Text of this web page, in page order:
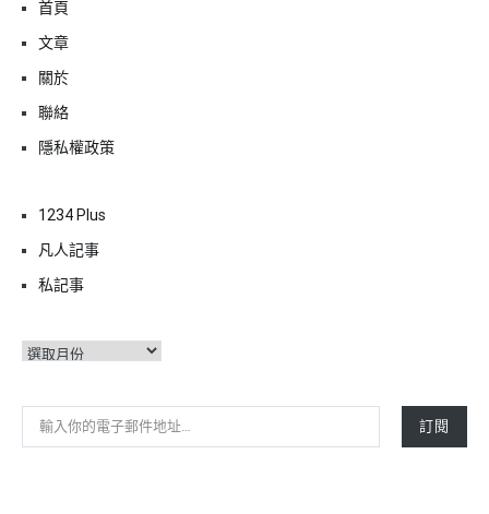
首頁
文章
關於
聯絡
隱私權政策
1234 Plus
凡人記事
私記事
彙
輸入你的電子郵件地址…
訂閱